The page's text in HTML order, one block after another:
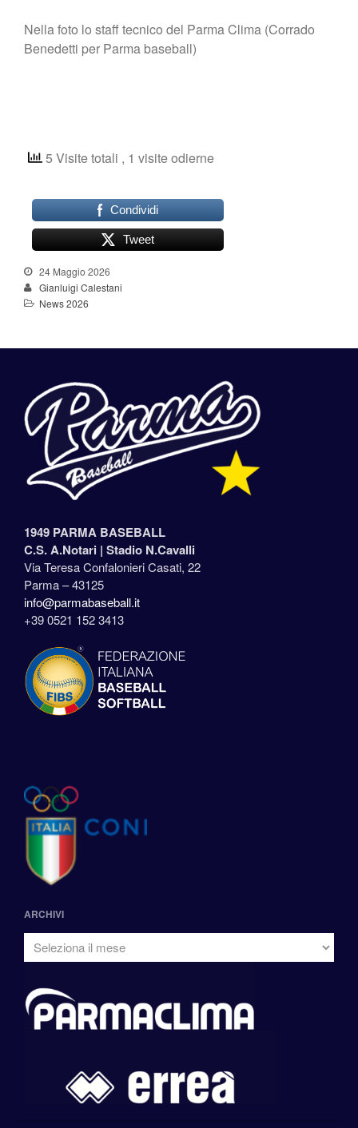
Nella foto lo staff tecnico del Parma Clima (Corrado
Benedetti per Parma baseball)
5 Visite totali , 1 visite odierne
Condividi
Tweet
24 Maggio 2026
Gianluigi Calestani
News 2026
1949 PARMA BASEBALL
C.S. A.Notari | Stadio N.Cavalli
Via Teresa Confalonieri Casati, 22
Parma – 43125
info@parmabaseball.it
+39 0521 152 3413
ARCHIVI